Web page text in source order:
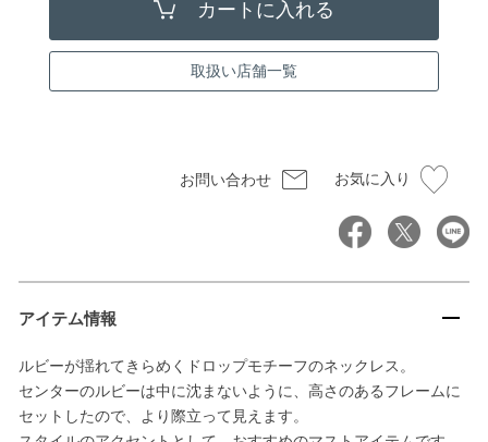
取扱い店舗一覧
お問い合わせ お気に入り
アイテム情報
ルビーが揺れてきらめくドロップモチーフのネックレス。
センターのルビーは中に沈まないように、高さのあるフレームに
セットしたので、より際立って見えます。